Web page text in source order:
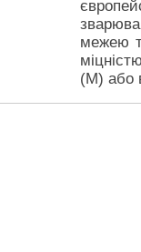
межею
(M) або